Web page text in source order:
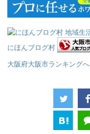
にほんブログ村
大阪府大阪市ランキングへ